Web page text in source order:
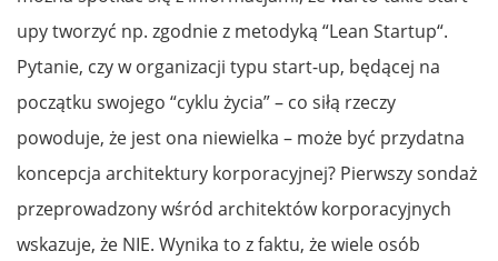
upy tworzyć np. zgodnie z metodyką “Lean Startup“.
Pytanie, czy w organizacji typu start-up, będącej na
początku swojego “cyklu życia” – co siłą rzeczy
powoduje, że jest ona niewielka – może być przydatna
koncepcja architektury korporacyjnej? Pierwszy sondaż
przeprowadzony wśród architektów korporacyjnych
wskazuje, że NIE. Wynika to z faktu, że wiele osób